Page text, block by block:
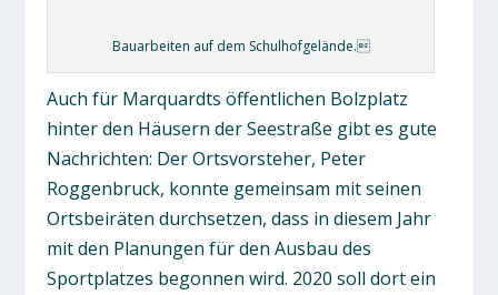
Bauarbeiten auf dem Schulhofgelände.
Auch für Marquardts öffentlichen Bolzplatz
hinter den Häusern der Seestraße gibt es gute
Nachrichten: Der Ortsvorsteher, Peter
Roggenbruck, konnte gemeinsam mit seinen
Ortsbeiräten durchsetzen, dass in diesem Jahr
mit den Planungen für den Ausbau des
Sportplatzes begonnen wird. 2020 soll dort ein